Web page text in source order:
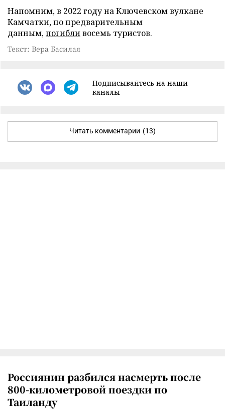
Напомним, в 2022 году на Ключевском вулкане
Камчатки, по предварительным
данным,погибливосемь туристов.
Текст: Вера Басилая
Подписывайтесь на наши
каналы
Читать комментарии (13)
Россиянин разбился насмерть после
800-километровой поездки по
Таиланду